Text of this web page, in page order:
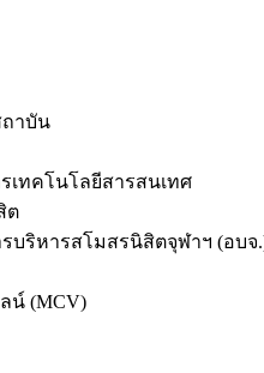
าบัน
เทคโนโลยีสารสนเทศ
ต
บริหารสโมสรนิสิตจุฬาฯ (อบจ
น์ (MCV)